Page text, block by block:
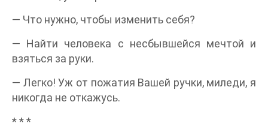
— Что нужно, чтобы изменить себя?
— Найти человека с несбывшейся мечтой и
взяться за руки.
— Легко! Уж от пожатия Вашей ручки, миледи, я
никогда не откажусь.
* * *